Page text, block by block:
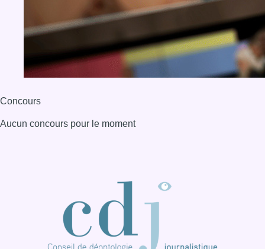
Concours
Aucun concours pour le moment